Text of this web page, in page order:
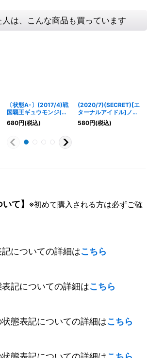
は、こんな商品も買っています
〔状態A-〕(2017/4)戦
国覇王ギュウモンジ(右
向き/イラスト違
い/BSC30収録)【X-
《赤》
680円(税込)
(2020/7)(SECRET)[エ
ターナルアイドル]ノ
ア・フルール(BSC37収
録)【X-SEC】{PX14-
580円(税込)
て】 ※初めて購入される方は必ずご確
についての詳細はこちら
記についての詳細はこちら
態表記についての詳細はこちら